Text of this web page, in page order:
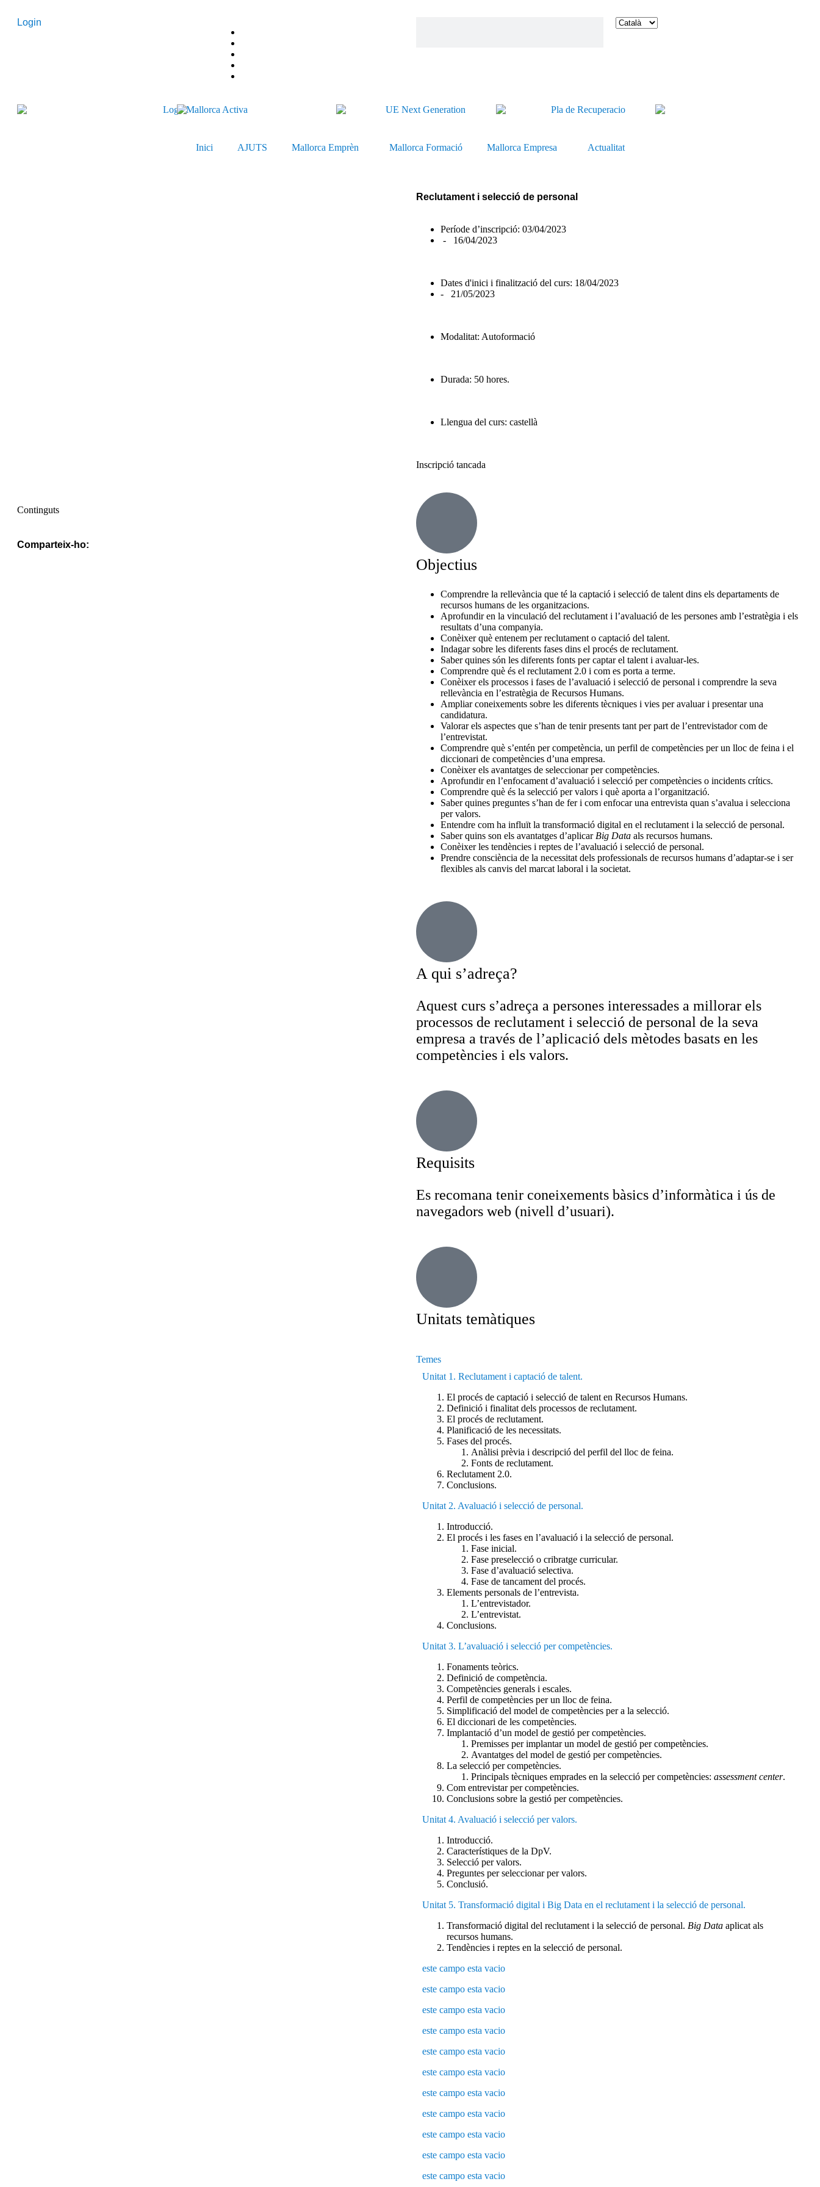
Login
Inici AJUTS Mallorca Emprèn Mallorca Formació Mallorca Empresa Actualitat
Reclutament i selecció de personal
Període d’inscripció: 03/04/2023
- 16/04/2023
Dates d'inici i finalització del curs: 18/04/2023
- 21/05/2023
Modalitat: Autoformació
Durada: 50 hores.
Llengua del curs: castellà
Inscripció tancada
Continguts
Comparteix-ho:
Objectius
Comprendre la rellevància que té la captació i selecció de talent dins els departaments de
recursos humans de les organitzacions.
Aprofundir en la vinculació del reclutament i l’avaluació de les persones amb l’estratègia i els
resultats d’una companyia.
Conèixer què entenem per reclutament o captació del talent.
Indagar sobre les diferents fases dins el procés de reclutament.
Saber quines són les diferents fonts per captar el talent i avaluar-les.
Comprendre què és el reclutament 2.0 i com es porta a terme.
Conèixer els processos i fases de l’avaluació i selecció de personal i comprendre la seva
rellevància en l’estratègia de Recursos Humans.
Ampliar coneixements sobre les diferents tècniques i vies per avaluar i presentar una
candidatura.
Valorar els aspectes que s’han de tenir presents tant per part de l’entrevistador com de
l’entrevistat.
Comprendre què s’entén per competència, un perfil de competències per un lloc de feina i el
diccionari de competències d’una empresa.
Conèixer els avantatges de seleccionar per competències.
Aprofundir en l’enfocament d’avaluació i selecció per competències o incidents crítics.
Comprendre què és la selecció per valors i què aporta a l’organització.
Saber quines preguntes s’han de fer i com enfocar una entrevista quan s’avalua i selecciona
per valors.
Entendre com ha influït la transformació digital en el reclutament i la selecció de personal.
Saber quins son els avantatges d’aplicar Big Data als recursos humans.
Conèixer les tendències i reptes de l’avaluació i selecció de personal.
Prendre consciència de la necessitat dels professionals de recursos humans d’adaptar-se i ser
flexibles als canvis del marcat laboral i la societat.
A qui s’adreça?
Aquest curs s’adreça a persones interessades a millorar els
processos de reclutament i selecció de personal de la seva
empresa a través de l’aplicació dels mètodes basats en les
competències i els valors.
Requisits
Es recomana tenir coneixements bàsics d’informàtica i ús de
navegadors web (nivell d’usuari).
Unitats temàtiques
Temes
Unitat 1. Reclutament i captació de talent.
El procés de captació i selecció de talent en Recursos Humans.
Definició i finalitat dels processos de reclutament.
El procés de reclutament.
Planificació de les necessitats.
Fases del procés.
Anàlisi prèvia i descripció del perfil del lloc de feina.
Fonts de reclutament.
Reclutament 2.0.
Conclusions.
Unitat 2. Avaluació i selecció de personal.
Introducció.
El procés i les fases en l’avaluació i la selecció de personal.
Fase inicial.
Fase preselecció o cribratge curricular.
Fase d’avaluació selectiva.
Fase de tancament del procés.
Elements personals de l’entrevista.
L’entrevistador.
L’entrevistat.
Conclusions.
Unitat 3. L’avaluació i selecció per competències.
Fonaments teòrics.
Definició de competència.
Competències generals i escales.
Perfil de competències per un lloc de feina.
Simplificació del model de competències per a la selecció.
El diccionari de les competències.
Implantació d’un model de gestió per competències.
Premisses per implantar un model de gestió per competències.
Avantatges del model de gestió per competències.
La selecció per competències.
Principals tècniques emprades en la selecció per competències: assessment center.
Com entrevistar per competències.
Conclusions sobre la gestió per competències.
Unitat 4. Avaluació i selecció per valors.
Introducció.
Característiques de la DpV.
Selecció per valors.
Preguntes per seleccionar per valors.
Conclusió.
Unitat 5. Transformació digital i Big Data en el reclutament i la selecció de personal.
Transformació digital del reclutament i la selecció de personal. Big Data aplicat als
recursos humans.
Tendències i reptes en la selecció de personal.
este campo esta vacio
este campo esta vacio
este campo esta vacio
este campo esta vacio
este campo esta vacio
este campo esta vacio
este campo esta vacio
este campo esta vacio
este campo esta vacio
este campo esta vacio
este campo esta vacio